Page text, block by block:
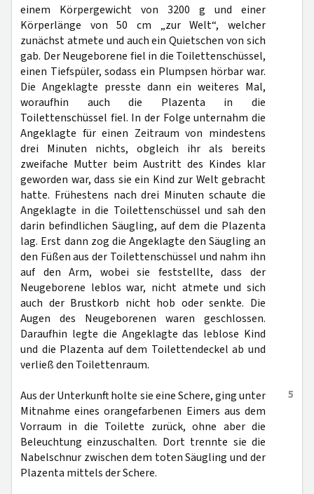
einem Körpergewicht von 3200 g und einer
Körperlänge von 50 cm „zur Welt“, welcher
zunächst atmete und auch ein Quietschen von sich
gab. Der Neugeborene fiel in die Toilettenschüssel,
einen Tiefspüler, sodass ein Plumpsen hörbar war.
Die Angeklagte presste dann ein weiteres Mal,
woraufhin auch die Plazenta in die
Toilettenschüssel fiel. In der Folge unternahm die
Angeklagte für einen Zeitraum von mindestens
drei Minuten nichts, obgleich ihr als bereits
zweifache Mutter beim Austritt des Kindes klar
geworden war, dass sie ein Kind zur Welt gebracht
hatte. Frühestens nach drei Minuten schaute die
Angeklagte in die Toilettenschüssel und sah den
darin befindlichen Säugling, auf dem die Plazenta
lag. Erst dann zog die Angeklagte den Säugling an
den Füßen aus der Toilettenschüssel und nahm ihn
auf den Arm, wobei sie feststellte, dass der
Neugeborene leblos war, nicht atmete und sich
auch der Brustkorb nicht hob oder senkte. Die
Augen des Neugeborenen waren geschlossen.
Daraufhin legte die Angeklagte das leblose Kind
und die Plazenta auf dem Toilettendeckel ab und
verließ den Toilettenraum.
5
Aus der Unterkunft holte sie eine Schere, ging unter
Mitnahme eines orangefarbenen Eimers aus dem
Vorraum in die Toilette zurück, ohne aber die
Beleuchtung einzuschalten. Dort trennte sie die
Nabelschnur zwischen dem toten Säugling und der
Plazenta mittels der Schere.